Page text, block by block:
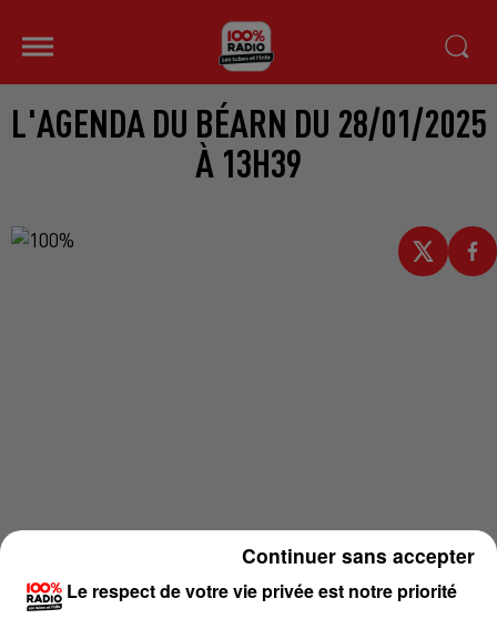
L'AGENDA DU BÉARN DU 28/01/2025
À 13H39
Le respect de votre vie privée est notre priorité
Continuer sans accepter